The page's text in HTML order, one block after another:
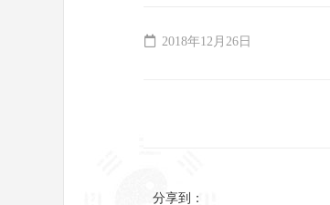
2018年12月26日
分享到：